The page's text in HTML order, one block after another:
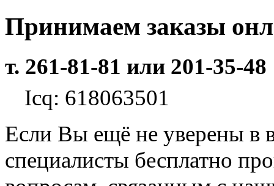
Принимаем заказы
т. 261-81-81 или 201-35-48
Icq: 618063501
Если Вы ещё не уверены в
специалисты бесплатно